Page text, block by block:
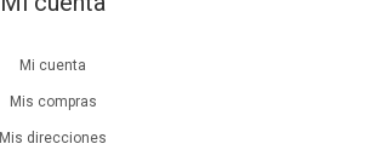
Mi cuenta
Mis compras
Mis direcciones